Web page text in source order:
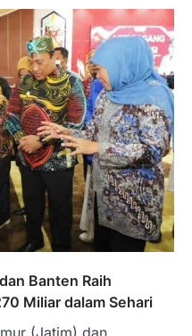
Banten Raih
Miliar dalam Sehari
(Jatim) dan